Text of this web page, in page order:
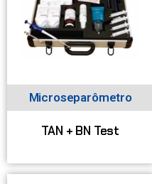
Microseparômetro
TAN + BN Test